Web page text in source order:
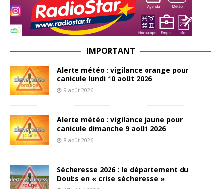
IMPORTANT
Alerte météo : vigilance orange pour
canicule lundi 10 août 2026
9 août 2026
Alerte météo : vigilance jaune pour
canicule dimanche 9 août 2026
8 août 2026
Sécheresse 2026 : le département du
Doubs en « crise sécheresse »